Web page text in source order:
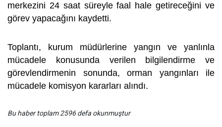
merkezini 24 saat süreyle faal hale getireceğini ve
görev yapacağını kaydetti.
Toplantı, kurum müdürlerine yangın ve yanlınla
mücadele konusunda verilen bilgilendirme ve
görevlendirmenin sonunda, orman yangınları ile
mücadele komisyon kararları alındı.
Bu haber toplam 2596 defa okunmuştur